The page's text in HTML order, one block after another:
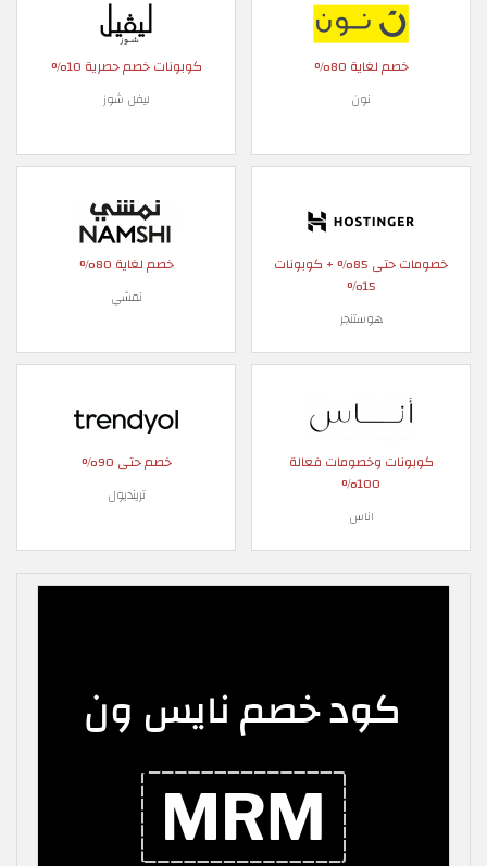
خصم لغاية 80%
نون
كوبونات خصم حصرية 10%
ليفل شوز
خصومات حتى 85% + كوبونات
15%
هوستنجر
خصم لغاية 80%
نمشي
كوبونات وخصومات فعالة
100%
اناس
خصم حتى 90%
ترينديول